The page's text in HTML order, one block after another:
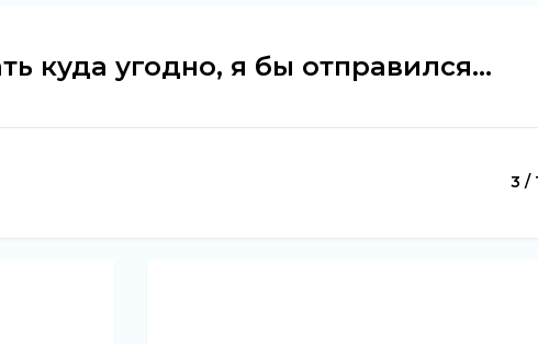
куда угодно, я бы отправился...
3 /